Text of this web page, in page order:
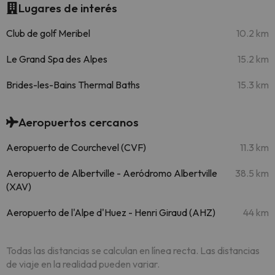
Lugares de interés
Club de golf Meribel 10.2 km
Le Grand Spa des Alpes 15.2 km
Brides-les-Bains Thermal Baths 15.3 km
Aeropuertos cercanos
Aeropuerto de Courchevel (CVF) 11.3 km
Aeropuerto de Albertville - Aeródromo Albertville
(XAV)
38.5 km
Aeropuerto de l'Alpe d'Huez - Henri Giraud (AHZ) 44 km
Todas las distancias se calculan en línea recta. Las distancias
de viaje en la realidad pueden variar.